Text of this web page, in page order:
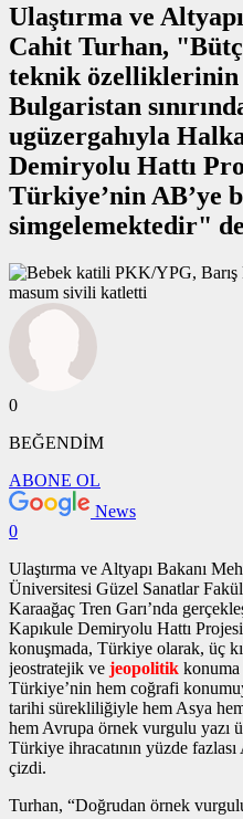
Ulaştırma ve
Cahit Turhan,
teknik özelliklerinin
Bulgaristan
ugüzergahıyla
Demiryolu Hattı
Türkiye’nin AB’ye
simgelemektedir"
0
BEĞENDİM
ABONE OL
News
0
Ulaştırma ve Altyapı Bakanı
Üniversitesi Güzel Sanatlar
Karaağaç Tren Garı’nda
Kapıkule Demiryolu Hattı
konuşmada, Türkiye olarak, üç
jeostratejik ve jeopolitik konuma
Türkiye’nin hem coğrafi
tarihi sürekliliğiyle hem Asya
hem Avrupa örnek vurgulu yazı
Türkiye ihracatının yüzde
çizdi.
Turhan, “Doğrudan örnek